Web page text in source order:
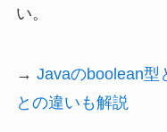
い。
→ Javaのboolean型
との違いも解説